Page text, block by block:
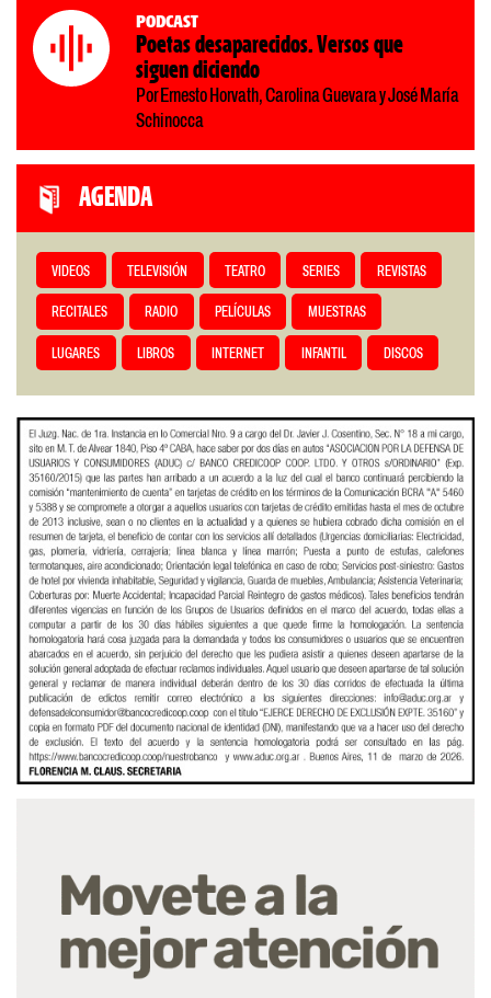
Podcast
Poetas desaparecidos. Versos que
siguen diciendo
Por Ernesto Horvath, Carolina Guevara y José María
Schinocca
AGENDA
VIDEOS TELEVISIÓN TEATRO SERIES REVISTAS
RECITALES RADIO PELÍCULAS MUESTRAS
LUGARES LIBROS INTERNET INFANTIL DISCOS